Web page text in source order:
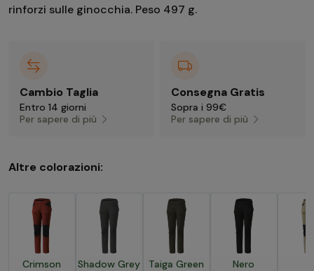
rinforzi sulle ginocchia. Peso 497 g.
Cambio Taglia
Entro 14 giorni
Per sapere di più
Consegna Gratis
Sopra i 99€
Per sapere di più
Altre colorazioni:
Crimson
Shadow Grey Taiga Green Nero